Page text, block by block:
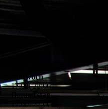
jetzt geschlossen
Mittwoch
17:00–22:00
Donnerstag
17:00–22:00